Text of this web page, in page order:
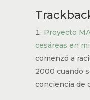
Proyecto
cesáreas en
comenzó a
2000 cuando
conciencia de